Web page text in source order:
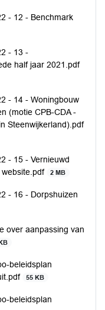
- 12 - Benchmark
- 13 -
half jaar 2021.pdf
- 14 - Woningbouw
(motie CPB-CDA -
Steenwijkerland).pdf
- 15 - Vernieuwd
2 MB
- 16 - Dorpshuizen
over aanpassing van
beleidsplan
55 KB
beleidsplan